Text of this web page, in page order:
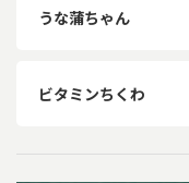
うな蒲ちゃん
ビタミンちくわ